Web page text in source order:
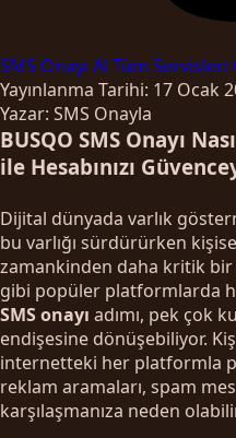
SMS Onayı Al Tüm Servisleri
Yayınlanma Tarihi: 17 Ocak
Yazar: SMS Onayla
BUSQO SMS Onayı
ile Hesabınızı
Dijital dünyada varlık
bu varlığı sürdürürken
zamankinden daha kritik bir
gibi popüler platformlarda
SMS onayı adımı, pek çok
endişesine dönüşebiliyor.
internetteki her platformla
reklam aramaları, spam
karşılaşmanıza neden